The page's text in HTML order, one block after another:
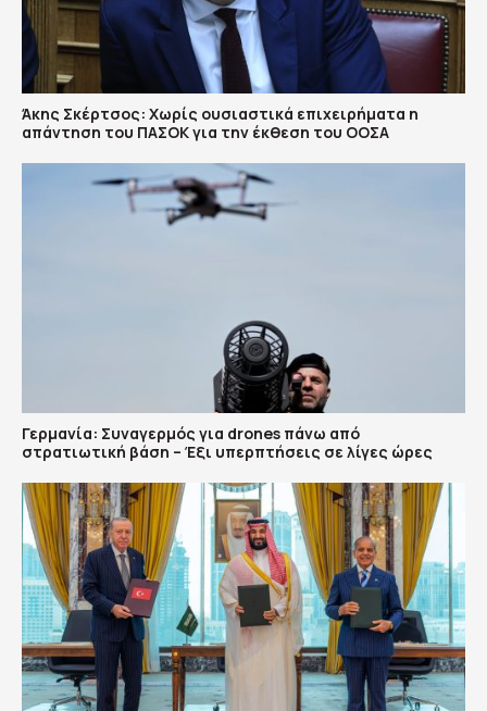
Άκης Σκέρτσος: Χωρίς ουσιαστικά επιχειρήματα η
απάντηση του ΠΑΣΟΚ για την έκθεση του ΟΟΣΑ
Γερμανία: Συναγερμός για drones πάνω από
στρατιωτική βάση – Έξι υπερπτήσεις σε λίγες ώρες